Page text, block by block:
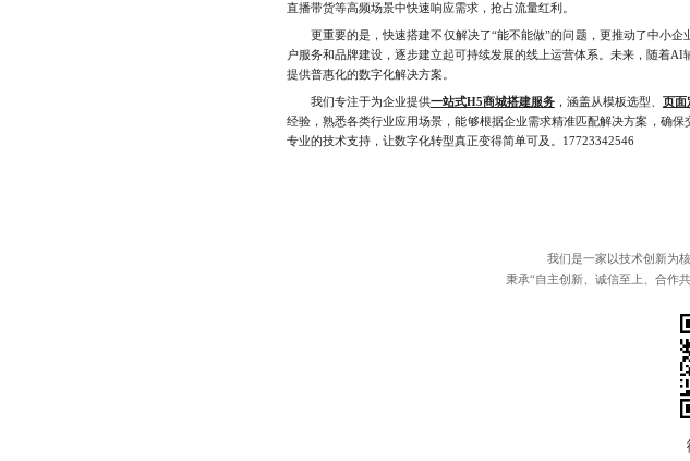
直播带货等高频场景中快速响应需求，抢占流量红利。
更重要的是，快速搭建不仅解决了“能不能做”的问题，更推动了中小企
户服务和品牌建设，逐步建立起可持续发展的线上运营体系。未来，随着
提供普惠化的数字化解决方案。
我们专注于为企业提供一站式H5商城搭建服务，涵盖从模板选型、 页面
经验，熟悉各类行业应用场景，能够根据企业需求精准匹配解决方案，确
专业的技术支持，让数字化转型真正变得简单可及。17723342546
我们是一家以技术创新为
秉承“自主创新、诚信至上、合作